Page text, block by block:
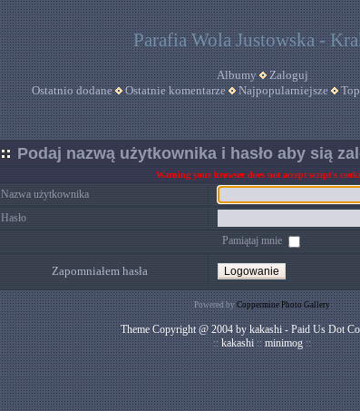
Parafia Wola Justowska -
Albumy
Zaloguj
Ostatnio dodane
Ostatnie komentarze Najpopularniejsze
Podaj nazwą użytkownika i hasło aby sią
Warning your browser does not accept script's
Nazwa użytkownika
Hasło
Pamiątaj mnie
Zapomniałem hasła
Powered byCoppermine Photo Gallery
Theme Copyright @ 2004 by kakashi - Paid Us Dot
::kakashi::minimog::